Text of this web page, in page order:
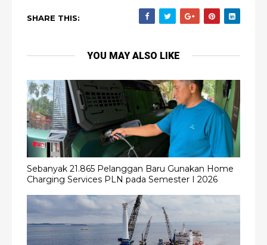
SHARE THIS:
YOU MAY ALSO LIKE
Sebanyak 21.865 Pelanggan Baru Gunakan Home
Charging Services PLN pada Semester I 2026